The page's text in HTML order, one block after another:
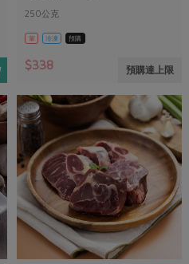
烘焙
個人清潔
織品
圖書禮品
減塑減廢
食農教育
250公克
葷 冷凍 預購
$338 預購達上限